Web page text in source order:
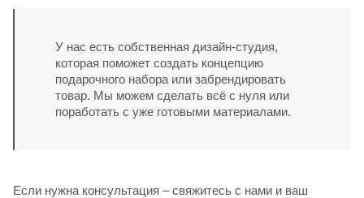
У нас есть собственная дизайн-студия,
которая поможет создать концепцию
подарочного набора или забрендировать
товар. Мы можем сделать всё с нуля или
поработать с уже готовыми материалами.
Если нужна консультация – свяжитесь с нами и ваш